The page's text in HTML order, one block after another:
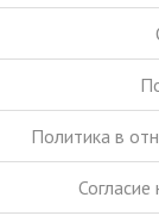
Политика в